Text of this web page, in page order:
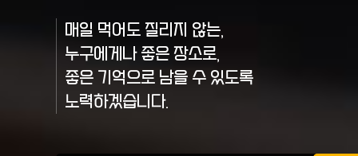
매일 먹어도 질리지 않는,
누구에게나 좋은 장소로,
좋은 기억으로 남을 수 있도록
노력하겠습니다.